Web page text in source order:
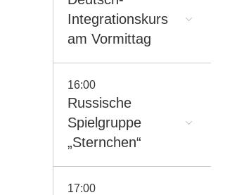
Integrationskurs
am Vormittag
16:00
Russische
Spielgruppe
„Sternchen“
17:00